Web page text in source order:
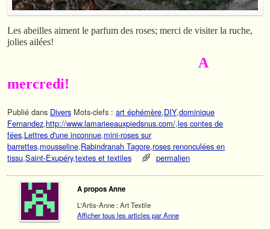
Les abeilles aiment le parfum des roses; merci de visiter la ruche,
jolies ailées!
A
mercredi!
Publié dans Divers Mots-clefs : art éphémère,DIY,dominique
Fernandez,http://www.lamarieeauxpiedsnus.com/,les contes de
fées,Lettres d'une inconnue,mini-roses sur
barrettes,mousseline,Rabindranah Tagore,roses renonculées en
tissu,Saint-Exupéry,textes et textiles permalien
A propos Anne
L'Artis-Anne : Art Textile
Afficher tous les articles par Anne